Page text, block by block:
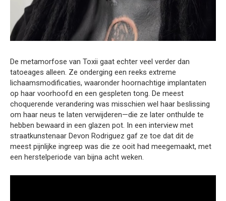
De metamorfose van Toxii gaat echter veel verder dan
tatoeages alleen. Ze onderging een reeks extreme
lichaamsmodificaties, waaronder hoornachtige implantaten
op haar voorhoofd en een gespleten tong. De meest
choquerende verandering was misschien wel haar beslissing
om haar neus te laten verwijderen—die ze later onthulde te
hebben bewaard in een glazen pot. In een interview met
straatkunstenaar Devon Rodriguez gaf ze toe dat dit de
meest pijnlijke ingreep was die ze ooit had meegemaakt, met
een herstelperiode van bijna acht weken.